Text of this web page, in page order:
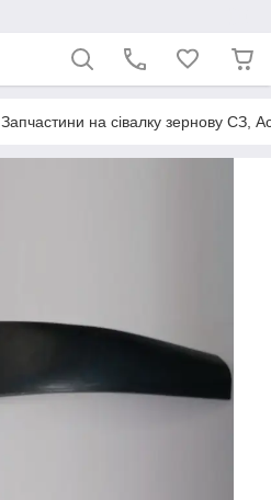
Запчастини на сівалку зернову СЗ,